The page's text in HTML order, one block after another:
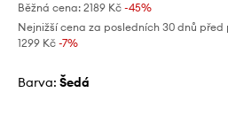
Běžná cena: 2189 Kč -45%
Nejnižší cena za posledních 30 dnů
1299 Kč -7%
Barva: šedá